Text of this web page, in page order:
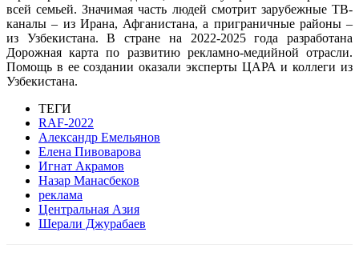
всей семьей. Значимая часть людей смотрит зарубежные ТВ-
каналы – из Ирана, Афганистана, а приграничные районы –
из Узбекистана. В стране на 2022-2025 года разработана
Дорожная карта по развитию рекламно-медийной отрасли.
Помощь в ее создании оказали эксперты ЦАРА и коллеги из
Узбекистана.
ТЕГИ
RAF-2022
Александр Емельянов
Елена Пивоварова
Игнат Акрамов
Назар Манасбеков
реклама
Центральная Азия
Шерали Джурабаев